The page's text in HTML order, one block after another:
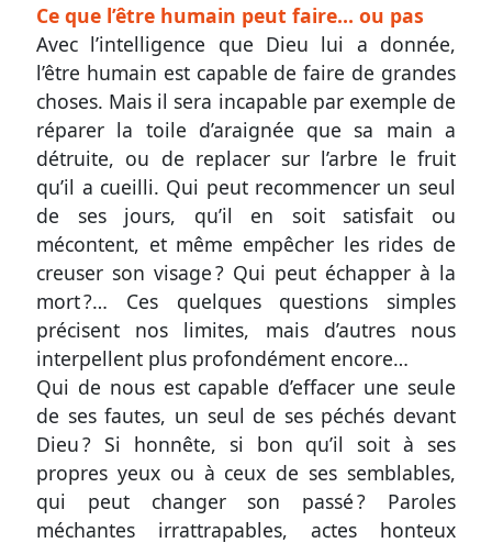
Ce que l’être humain peut faire… ou pas
Avec l’intelligence que Dieu lui a donnée,
l’être humain est capable de faire de grandes
choses. Mais il sera incapable par exemple de
réparer la toile d’araignée que sa main a
détruite, ou de replacer sur l’arbre le fruit
qu’il a cueilli. Qui peut recommencer un seul
de ses jours, qu’il en soit satisfait ou
mécontent, et même empêcher les rides de
creuser son visage ? Qui peut échapper à la
mort ?… Ces quelques questions simples
précisent nos limites, mais d’autres nous
interpellent plus profondément encore…
Qui de nous est capable d’effacer une seule
de ses fautes, un seul de ses péchés devant
Dieu ? Si honnête, si bon qu’il soit à ses
propres yeux ou à ceux de ses semblables,
qui peut changer son passé ? Paroles
méchantes irrattrapables, actes honteux
Nous
contacter
Proposer
un
texte
Une
question
?
Une
réaction
?
Signaler
une
erreur